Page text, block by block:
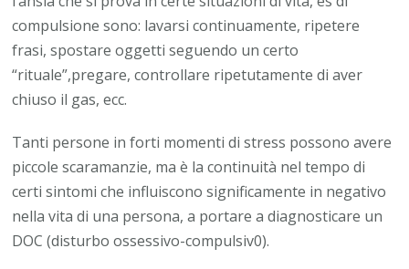
compulsione sono: lavarsi continuamente, ripetere
frasi, spostare oggetti seguendo un certo
“rituale”,pregare, controllare ripetutamente di aver
chiuso il gas, ecc.
Tanti persone in forti momenti di stress possono avere
piccole scaramanzie, ma è la continuità nel tempo di
certi sintomi che influiscono significamente in negativo
nella vita di una persona, a portare a diagnosticare un
DOC (disturbo ossessivo-compulsiv0).